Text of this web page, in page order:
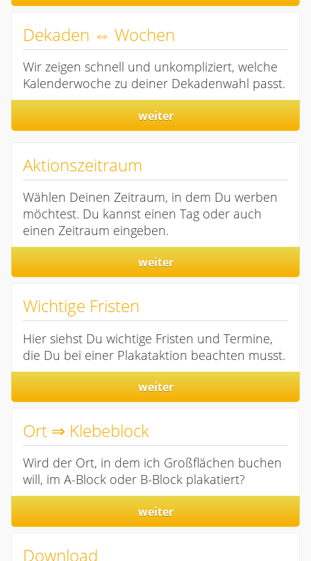
Dekaden ⇔ Wochen
Wir zeigen schnell und unkompliziert, welche
Kalenderwoche zu deiner Dekadenwahl passt.
weiter
Aktionszeitraum
Wählen Deinen Zeitraum, in dem Du werben
möchtest. Du kannst einen Tag oder auch
einen Zeitraum eingeben.
weiter
Wichtige Fristen
Hier siehst Du wichtige Fristen und Termine,
die Du bei einer Plakataktion beachten musst.
weiter
Ort ⇒ Klebeblock
Wird der Ort, in dem ich Großflächen buchen
will, im A-Block oder B-Block plakatiert?
weiter
Download